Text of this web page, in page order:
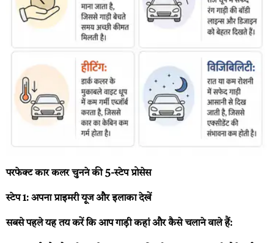
परफेक्ट कार कलर चुनने की 5-स्टेप प्रोसेस
स्टेप 1: अपना प्राइमरी यूज और इलाका देखें
सबसे पहले यह तय करें कि आप गाड़ी कहां और कैसे चलाने वाले हैं: